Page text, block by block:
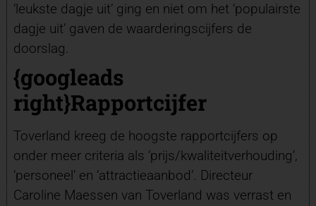
‘leukste dagje uit’ ging en niet om het ‘populairste
dagje uit’ gaven de waarderingscijfers de
doorslag.
{googleads
right}Rapportcijfer
Toverland kreeg de hoogste rapportcijfers op
onder meer criteria als ‘prijs/kwaliteitverhouding’,
‘personeel’ en ‘attractieaanbod’. Directeur
Caroline Maessen van Toverland was verrast en